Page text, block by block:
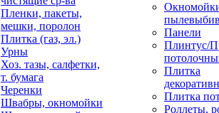
Пленки, пакеты,
мешки, поролон
Плитка (газ, эл.)
Урны
Хоз. тазы, салфетки,
т. бумага
Черенки
Швабры, окномойки
Панели
Плинтус/
Плитка
Плитка
Роллеты,